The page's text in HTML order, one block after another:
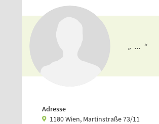
„ ... “
Adresse
1180 Wien, Martinstraße 73/11